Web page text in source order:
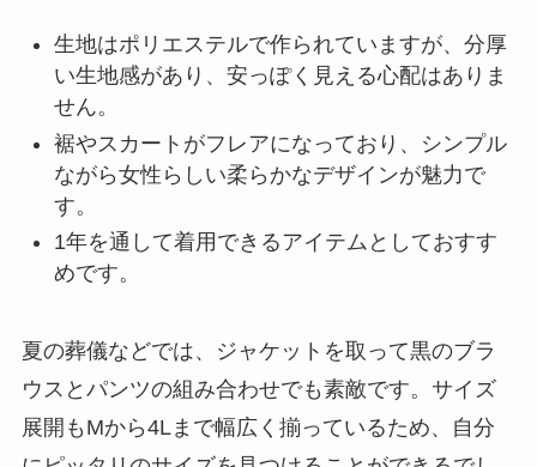
生地はポリエステルで作られていますが、分厚
い生地感があり、安っぽく見える心配はありま
せん。
裾やスカートがフレアになっており、シンプル
ながら女性らしい柔らかなデザインが魅力で
す。
1年を通して着用できるアイテムとしておすす
めです。
夏の葬儀などでは、ジャケットを取って黒のブラ
ウスとパンツの組み合わせでも素敵です。サイズ
展開もMから4Lまで幅広く揃っているため、自分